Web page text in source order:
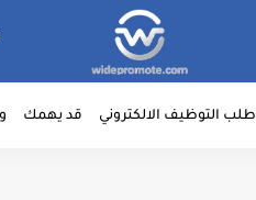
طلب التوظيف الالكتروني قد يهمك